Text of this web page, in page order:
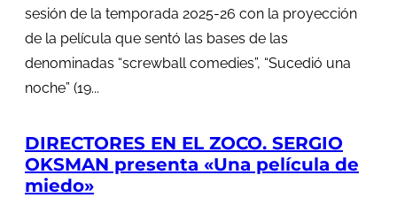
sesión de la temporada 2025-26 con la proyección
de la película que sentó las bases de las
denominadas “screwball comedies”, “Sucedió una
noche” (19...
DIRECTORES EN EL ZOCO. SERGIO
OKSMAN presenta «Una película de
miedo»